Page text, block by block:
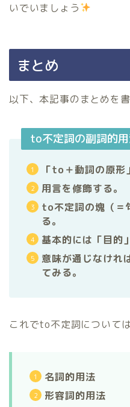
いでいましょう
まとめ
以下、本記事のまとめを書
to不定詞の副詞的
「to＋動詞の原形
用言を修飾する。
to不定詞の塊（＝
る。
基本的には「目的
意味が通じなけれ
てみる。
これでto不定詞について
名詞的用法
形容詞的用法